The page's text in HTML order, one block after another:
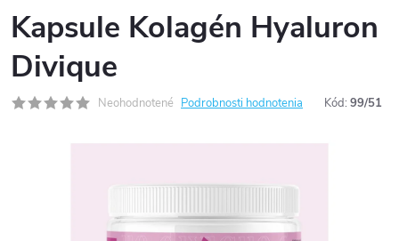
Kapsule Kolagén Hyaluron
Divique
Neohodnotené Podrobnosti hodnotenia Kód: 99/51